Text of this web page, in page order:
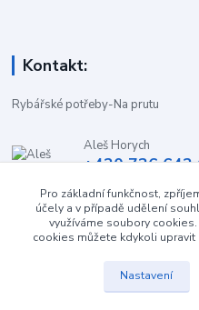
Kontakt:
Rybářské potřeby-Na prutu
Aleš Horych
+420 736 642
obchod-naprutu@seznam.cz
Pro základní funkčnost,
účely a v případě udělení
využíváme soubory
cookies můžete kdykoli
Nastavení